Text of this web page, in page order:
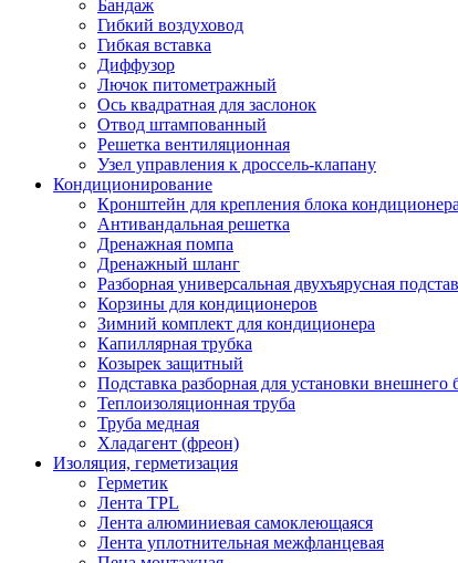
Бандаж
Гибкий воздуховод
Гибкая вставка
Диффузор
Лючок питометражный
Ось квадратная для заслонок
Отвод штампованный
Решетка вентиляционная
Узел управления к дроссель-клапану
Кондиционирование
Кронштейн для крепления блока
Антивандальная решетка
Дренажная помпа
Дренажный шланг
Разборная универсальная двухъярусная
Корзины для кондиционеров
Зимний комплект для кондиционера
Капиллярная трубка
Козырек защитный
Подставка разборная для установки внешнего
Теплоизоляционная труба
Труба медная
Хладагент (фреон)
Изоляция, герметизация
Герметик
Лента TPL
Лента алюминиевая самоклеющаяся
Лента уплотнительная межфланцевая